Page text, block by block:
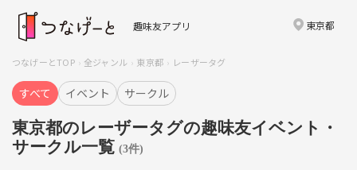
趣味友アプリ 東京都
つなげーとTOP 全ジャンル 東京都 レーザータグ
すべて イベント サークル
東京都のレーザータグの趣味友イベント・
サークル一覧 (3件)